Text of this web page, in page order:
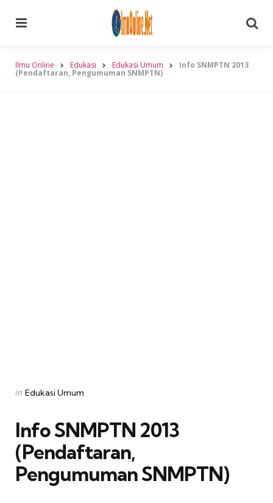
Ilmu Online Edukasi Edukasi Umum Info SNMPTN 2013
(Pendaftaran, Pengumuman SNMPTN)
Categories
Posted
in Edukasi Umum
Info SNMPTN 2013
(Pendaftaran,
Pengumuman SNMPTN)